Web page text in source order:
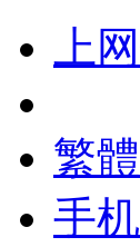
上
繁
手